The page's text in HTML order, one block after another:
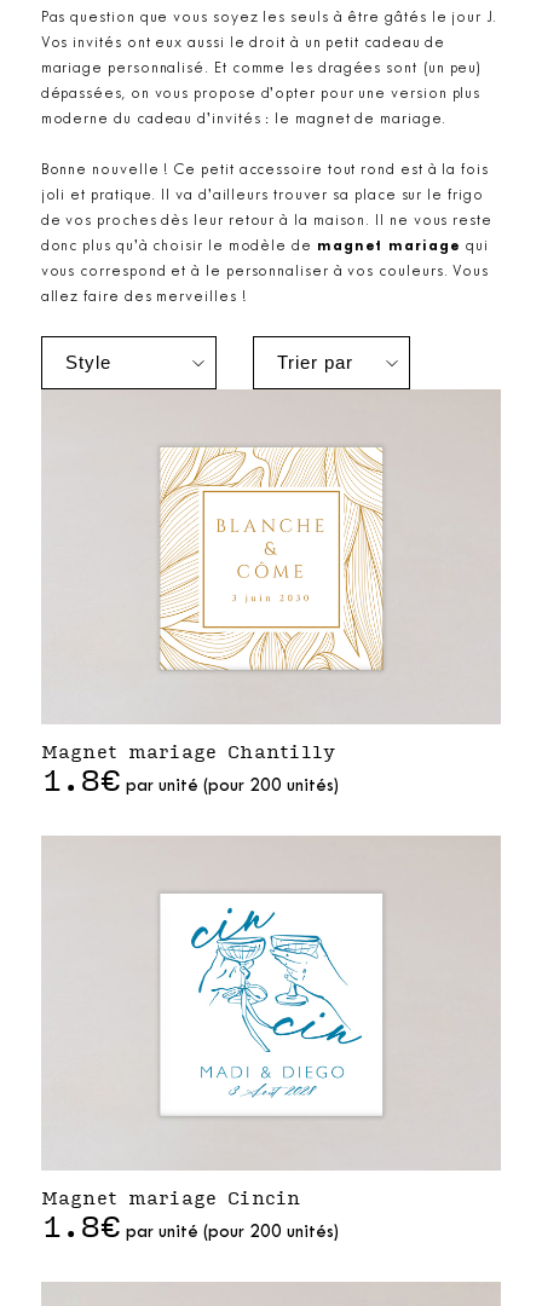
Pas question que vous soyez les seuls à être gâtés le jour J.
Vos invités ont eux aussi le droit à un petit cadeau de
mariage personnalisé. Et comme les dragées sont (un peu)
dépassées, on vous propose d’opter pour une version plus
moderne du cadeau d’invités : le magnet de mariage.
Bonne nouvelle ! Ce petit accessoire tout rond est à la fois
joli et pratique. Il va d’ailleurs trouver sa place sur le frigo
de vos proches dès leur retour à la maison. Il ne vous reste
donc plus qu’à choisir le modèle de magnet mariage qui
vous correspond et à le personnaliser à vos couleurs. Vous
allez faire des merveilles !
Magnet mariage Chantilly
1.8€ par unité (pour 200 unités)
Magnet mariage Cincin
1.8€ par unité (pour 200 unités)